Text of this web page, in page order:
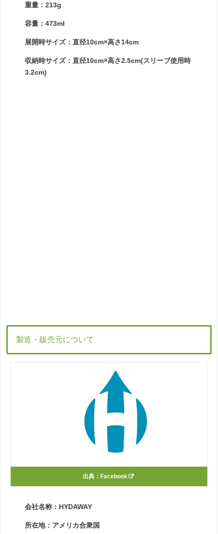
重量：213g
容量：473ml
展開時サイズ：直径10cm×高さ14cm
収納時サイズ：直径10cm×高さ2.5cm(スリーブ使用時
3.2cm)
製造・販売元について
出典： Facebook
会社名称：HYDAWAY
所在地：アメリカ合衆国